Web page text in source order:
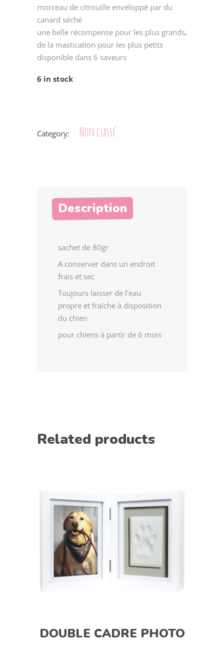
morceau de citrouille enveloppé par du
canard séché
une belle récompense pour les plus grands,
de la mastication pour les plus petits
disponible dans 6 saveurs
6 in stock
Category: Non classé
Description
sachet de 80gr
A conserver dans un endroit
frais et sec
Toujours laisser de l’eau
propre et fraîche à disposition
du chien
pour chiens à partir de 6 mois
Related products
DOUBLE CADRE PHOTO